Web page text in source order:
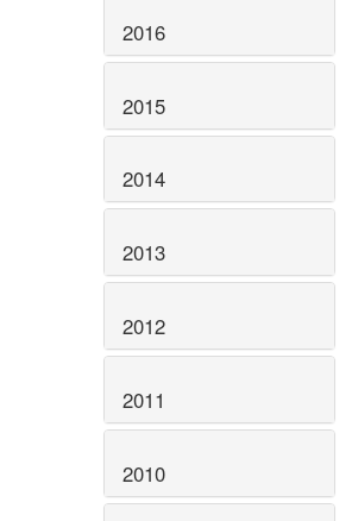
2016
2015
2014
2013
2012
2011
2010